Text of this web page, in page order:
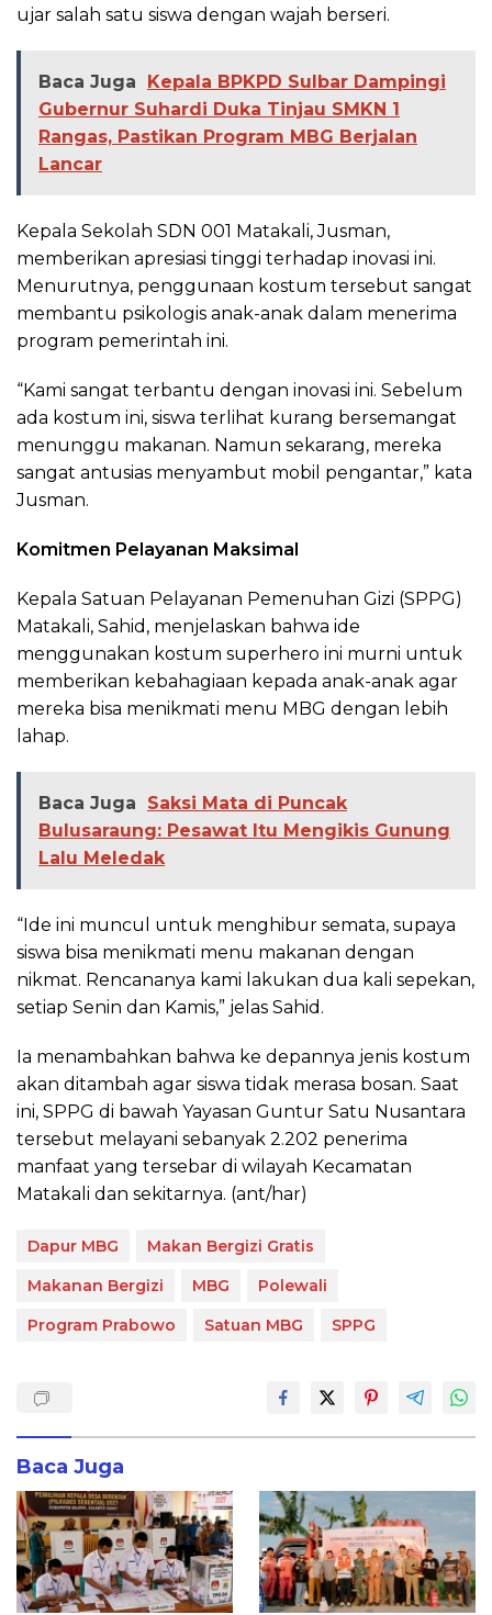
ujar salah satu siswa dengan wajah berseri.
Baca Juga
Kepala BPKPD Sulbar Dampingi
Gubernur Suhardi Duka Tinjau SMKN 1
Rangas, Pastikan Program MBG Berjalan
Lancar
Kepala Sekolah SDN 001 Matakali, Jusman,
memberikan apresiasi tinggi terhadap inovasi ini.
Menurutnya, penggunaan kostum tersebut sangat
membantu psikologis anak-anak dalam menerima
program pemerintah ini.
“Kami sangat terbantu dengan inovasi ini. Sebelum
ada kostum ini, siswa terlihat kurang bersemangat
menunggu makanan. Namun sekarang, mereka
sangat antusias menyambut mobil pengantar,” kata
Jusman.
Komitmen Pelayanan Maksimal
Kepala Satuan Pelayanan Pemenuhan Gizi (SPPG)
Matakali, Sahid, menjelaskan bahwa ide
menggunakan kostum superhero ini murni untuk
memberikan kebahagiaan kepada anak-anak agar
mereka bisa menikmati menu MBG dengan lebih
lahap.
Baca Juga
Saksi Mata di Puncak
Bulusaraung: Pesawat Itu Mengikis Gunung
Lalu Meledak
“Ide ini muncul untuk menghibur semata, supaya
siswa bisa menikmati menu makanan dengan
nikmat. Rencananya kami lakukan dua kali sepekan,
setiap Senin dan Kamis,” jelas Sahid.
Ia menambahkan bahwa ke depannya jenis kostum
akan ditambah agar siswa tidak merasa bosan. Saat
ini, SPPG di bawah Yayasan Guntur Satu Nusantara
tersebut melayani sebanyak 2.202 penerima
manfaat yang tersebar di wilayah Kecamatan
Matakali dan sekitarnya. (ant/har)
Dapur MBG
Makan Bergizi Gratis
Makanan Bergizi
MBG
Polewali
Program Prabowo
Satuan MBG SPPG
Baca Juga